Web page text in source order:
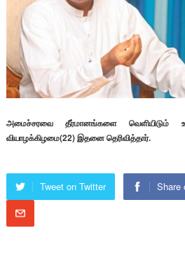
அமைச்சரவை தீர்மானங்களை வெளியிடும்
வியாழக்கிழமை(22) இதனை தெரிவித்தார்.
Tweet on Twitter Share